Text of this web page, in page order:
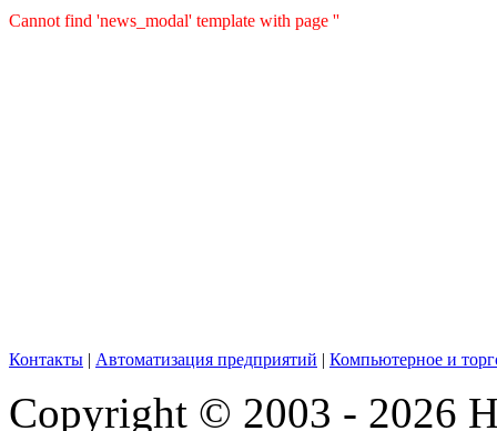
Cannot find 'news_modal' template with page ''
Контакты | Автоматизация предприятий | Компьютерное и
Copyright © 2003 - 2026